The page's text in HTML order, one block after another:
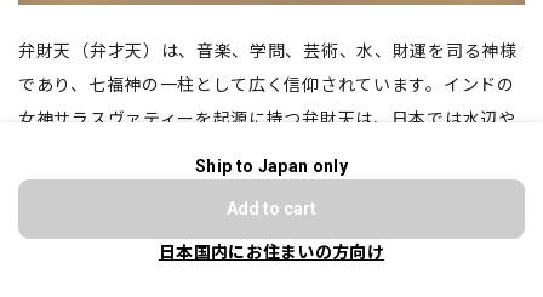
弁財天（弁才天）は、音楽、学問、芸術、水、財運を司る神様
であり、七福神の一柱として広く信仰されています。インドの
女神サラスヴァティーを起源に持つ弁財天は、日本では水辺や
しまれています。
Ship to Japan only
Add to cart
日本国内にお住まいの方向け
ショップに質問する